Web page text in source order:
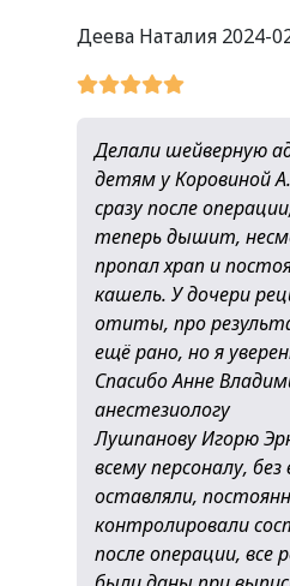
Деева Наталия 2024-
Делали шейверную
детям у Коровиной
сразу после
теперь дышит,
пропал храп и
кашель. У дочери
отиты, про
ещё рано, но я
Спасибо Анне
анестезиологу
Лушпанову Игорю
всему персоналу,
оставляли,
контролировали
после операции, все